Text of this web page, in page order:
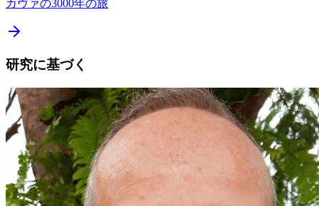
カヴァの3000年の旅
研究に基づく